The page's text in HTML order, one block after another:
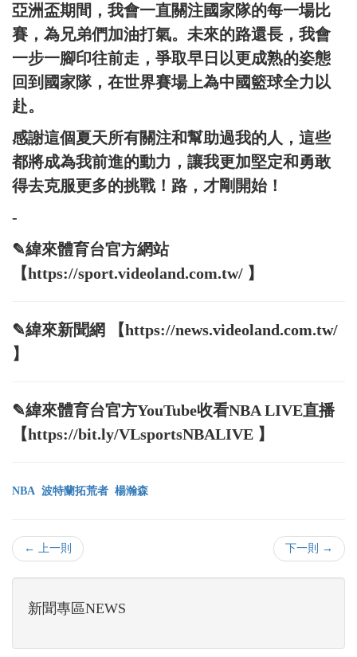
亞洲盃期間，我會一直關注國家隊的每一場比
賽，為兄弟們加油打氣。未來的路還長，我會
一步一腳印往前走，爭取早日以更成熟的姿態
回到國家隊，在世界賽場上為中國籃球全力以
赴。
感謝這個夏天所有關注和幫助過我的人，這些
都將成為我前進的動力，讓我更加堅定和勇敢
得去克服更多的挑戰！路，才剛開始！
-
✎緯來體育台官方網站
【https://sport.videoland.com.tw/ 】
✎緯來新聞網 【https://news.videoland.com.tw/
】
✎緯來體育台官方YouTube收看NBA LIVE直播
【https://bit.ly/VLsportsNBALIVE 】
NBA 波特蘭拓荒者 楊瀚森
← 上一則 下一則 →
新聞專區NEWS